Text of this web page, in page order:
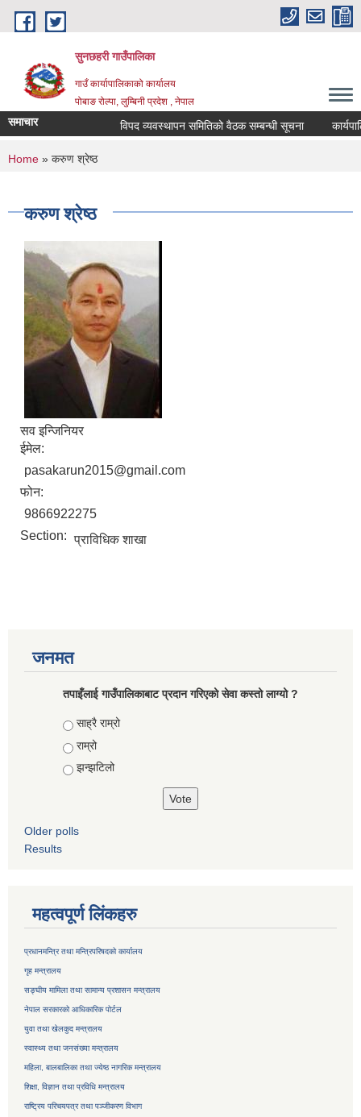
Skip to main content
सुनछहरी गाउँपालिका
गाउँ कार्यापालिकाको कार्यालय
पोबाङ रोल्पा, लुम्बिनी प्रदेश , नेपाल
समाचार विपद व्यवस्थापन समितिको वैठक सम्बन्धी सूचना
You are here
Home » करुण श्रेष्ठ
करुण श्रेष्ठ
सव इन्जिनियर
ईमेल:
pasakarun2015@gmail.com
फोन:
9866922275
Section: प्राविधिक शाखा
जनमत
तपाइँलाई गाउँपालिकाबाट प्रदान गरिएको सेवा कस्तो लाग्यो ?
Choices
साह्रै राम्रो
राम्रो
झन्झटिलो
Older polls
Results
महत्वपूर्ण लिंकहरु
प्रधानमन्त्रि तथा मन्त्रिपरिषदको कार्यालय
गृह मन्त्रालय
सङ्घीय मामिला तथा सामान्य प्रशासन मन्त्रालय
नेपाल सरकारको आधिकारिक पोर्टल
युवा तथा खेलकुद मन्त्रालय
स्वास्थ्य तथा जनसंख्या मन्त्रालय
महिला, बालबालिका तथा ज्येष्ठ नागरिक मन्त्रालय
शिक्षा, विज्ञान तथा प्रविधि मन्त्रालय
राष्ट्रिय परिचयपत्र तथापञ्जीकरण विभाग